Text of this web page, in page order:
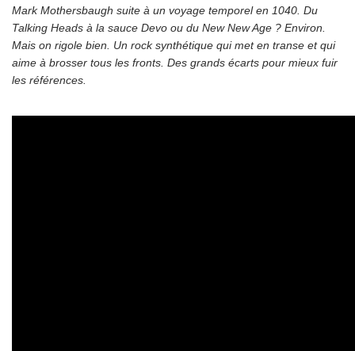
Mark Mothersbaugh suite à un voyage temporel en 1040. Du
Talking Heads à la sauce Devo ou du New New Age ? Environ.
Mais on rigole bien. Un rock synthétique qui met en transe et qui
aime à brosser tous les fronts. Des grands écarts pour mieux fuir
les références.